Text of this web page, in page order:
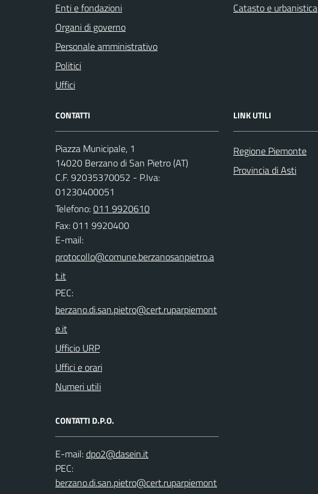
Enti e fondazioni
Organi di governo
Personale amministrativo
Politici
Uffici
Catasto e urbanistica
CONTATTI
Piazza Municipale, 1
14020 Berzano di San Pietro (AT)
C.F. 92035370052 - P.Iva:
01230400051
Telefono:011 9920610
Fax: 011 9920400
E-mail:
PEC:
Ufficio URP
Uffici e orari
Numeri utili
CONTATTI D.P.O.
E-mail:
PEC:
LINK UTILI
Regione Piemonte
Provincia di Asti